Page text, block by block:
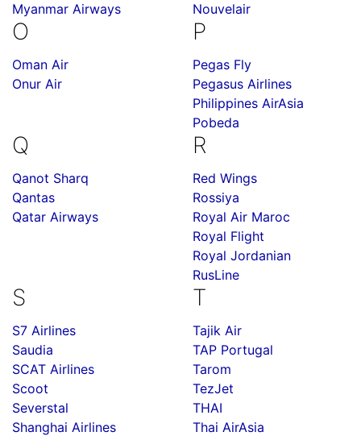
Myanmar Airways
Nouvelair
O
Oman Air
Onur Air
P
Pegas Fly
Pegasus Airlines
Philippines AirAsia
Pobeda
Q
Qanot Sharq
Qantas
Qatar Airways
R
Red Wings
Rossiya
Royal Air Maroc
Royal Flight
Royal Jordanian
RusLine
S
S7 Airlines
Saudia
SCAT Airlines
Scoot
Severstal
Shanghai Airlines
T
Tajik Air
TAP Portugal
Tarom
TezJet
THAI
Thai AirAsia